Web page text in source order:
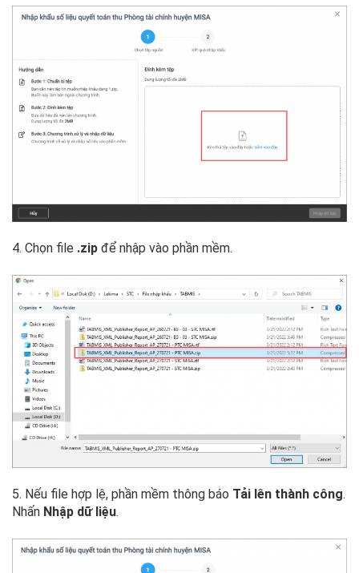
4. Chọn file .zip để nhập vào phần mềm.
5. Nếu file hợp lệ, phần mềm thông báo Tải lên thành công.
Nhấn Nhập dữ liệu.